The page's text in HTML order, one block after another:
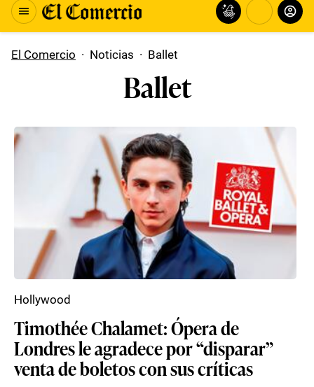
El Comercio · Noticias · Ballet
Ballet
Timothée Chalamet: Ópera de
Londres le agradece por “disparar”
venta de boletos con sus críticas
Hollywood